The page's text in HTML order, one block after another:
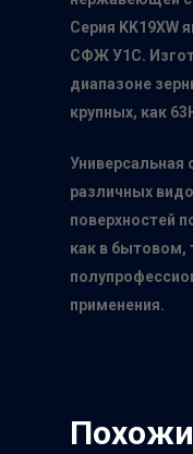
Серия KK19XW
СФЖ У1С.
диапазоне
крупных, как
Универсальная
различных
поверхностей
как в бытовом,
применения.